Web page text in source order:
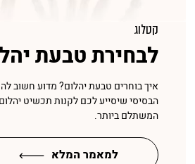
קטלוג
לבחירת טבעת
איך בוחרים טבעת יהלום? מדוע חשוב
הבסיסי שיסייע לכם לקנות תכשיט
המשתלם ביותר.
למאמר המלא